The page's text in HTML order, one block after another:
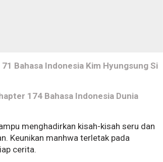
Bahasa Indonesia Kim Hyungsung Si
174 Bahasa Indonesia Dunia
menghadirkan kisah-kisah seru dan
Keunikan manhwa terletak pada
cerita.